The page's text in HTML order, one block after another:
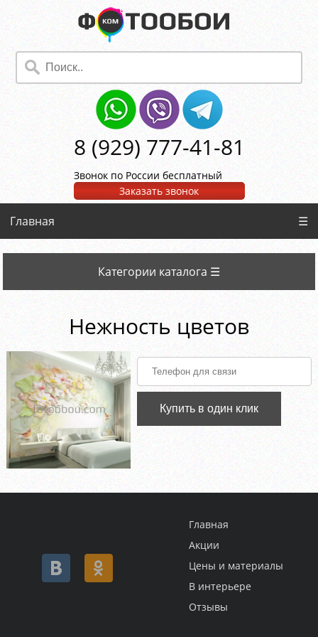
8 (929) 777-41-81
Звонок по России бесплатный
Заказать звонок
Главная ☰
Категории каталога ☰
Нежность цветов
Купить в один клик
Главная
Акции
Цены и материалы
В интерьере
Отзывы